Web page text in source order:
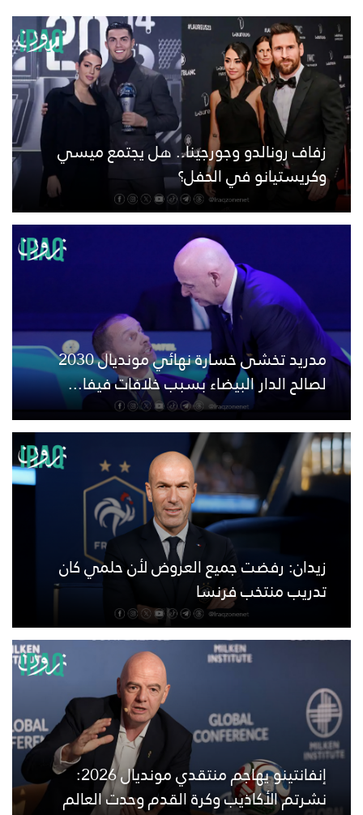
زفاف رونالدو وجورجينا.. هل يجتمع ميسي
وكريستيانو في الحفل؟
مدريد تخشى خسارة نهائي مونديال 2030
لصالح الدار البيضاء بسبب خلافات فيفا...
زيدان: رفضت جميع العروض لأن حلمي كان
تدريب منتخب فرنسا
إنفانتينو يهاجم منتقدي مونديال 2026:
نشرتم الأكاذيب وكرة القدم وحدت العالم